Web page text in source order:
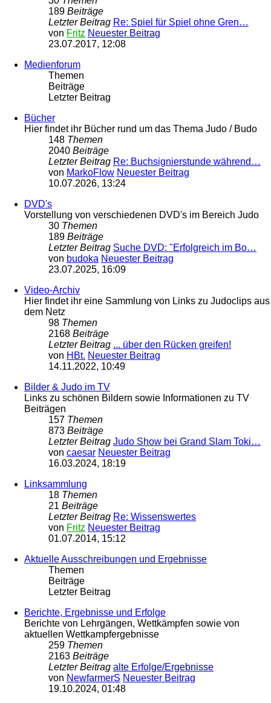
189 Beiträge
Letzter Beitrag Re: Spiel für Spiel ohne Gren…
von Fritz Neuester Beitrag
23.07.2017, 12:08
Medienforum
Themen
Beiträge
Letzter Beitrag
Bücher
Hier findet ihr Bücher rund um das Thema Judo / Budo
148 Themen
2040 Beiträge
Letzter Beitrag Re: Buchsignierstunde während…
von MarkoFlow Neuester Beitrag
10.07.2026, 13:24
DVD's
Vorstellung von verschiedenen DVD's im Bereich Judo
30 Themen
189 Beiträge
Letzter Beitrag Suche DVD: "Erfolgreich im Bo…
von budoka Neuester Beitrag
23.07.2025, 16:09
Video-Archiv
Hier findet ihr eine Sammlung von Links zu Judoclips aus
dem Netz
98 Themen
2168 Beiträge
Letzter Beitrag ... über den Rücken greifen!
von HBt. Neuester Beitrag
14.11.2022, 10:49
Bilder & Judo im TV
Links zu schönen Bildern sowie Informationen zu TV
Beiträgen
157 Themen
873 Beiträge
Letzter Beitrag Judo Show bei Grand Slam Toki…
von caesar Neuester Beitrag
16.03.2024, 18:19
Linksammlung
18 Themen
21 Beiträge
Letzter Beitrag Re: Wissenswertes
von Fritz Neuester Beitrag
01.07.2014, 15:12
Aktuelle Ausschreibungen und Ergebnisse
Themen
Beiträge
Letzter Beitrag
Berichte, Ergebnisse und Erfolge
Berichte von Lehrgängen, Wettkämpfen sowie von
aktuellen Wettkampfergebnisse
259 Themen
2163 Beiträge
Letzter Beitrag alte Erfolge/Ergebnisse
von NewfarmerS Neuester Beitrag
19.10.2024, 01:48